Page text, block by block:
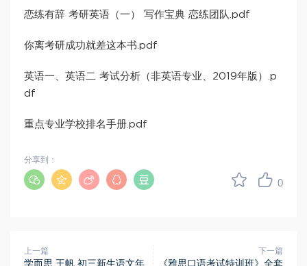
恋练有辞 考研英语（一） 写作宝典 恋练团队.pdf
你离考研成功就差这本书.pdf
英语一、英语二 考试分析（非英语专业、2019年版）.p
df
重点专业学校排名手册.pdf
0
分享到：
上一篇
学而思 王帆 初三新生语文年
下一篇
《雅思口语考试特训班》全套